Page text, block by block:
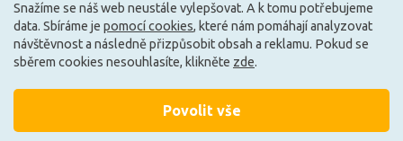
Může být u Vás 17. 8. Může být u Vás 17. 8.
Snažíme se náš web neustále vylepšovat. A k tomu potřebujeme
data. Sbíráme je pomocí cookies, které nám pomáhají analyzovat
návštěvnost a následně přizpůsobit obsah a reklamu. Pokud se
sběrem cookies nesouhlasíte, klikněte zde.
Povolit vše